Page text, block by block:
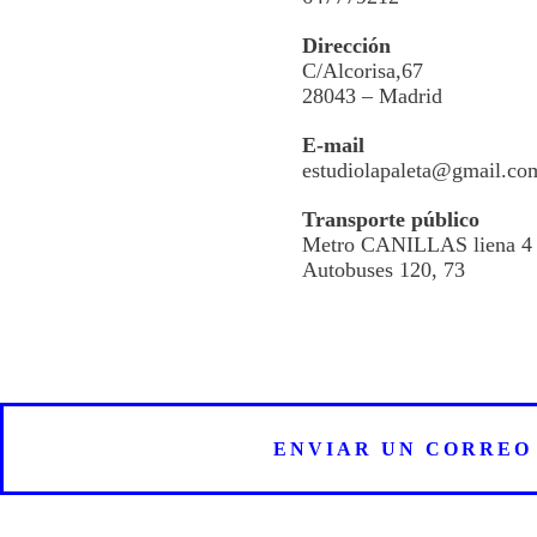
Dirección
C/Alcorisa,67
28043 – Madrid
E-mail
Transporte público
Metro CANILLAS liena 4
Autobuses 120, 73
ENVIAR UN CORREO